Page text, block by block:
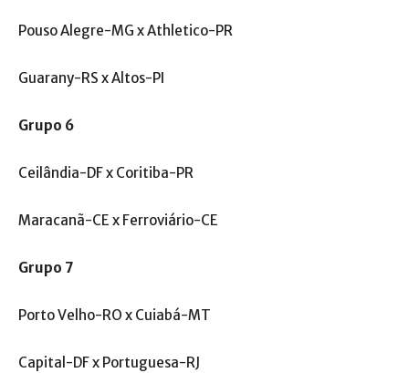
Pouso Alegre-MG x Athletico-PR
Guarany-RS x Altos-PI
Grupo 6
Ceilândia-DF x Coritiba-PR
Maracanã-CE x Ferroviário-CE
Grupo 7
Porto Velho-RO x Cuiabá-MT
Capital-DF x Portuguesa-RJ